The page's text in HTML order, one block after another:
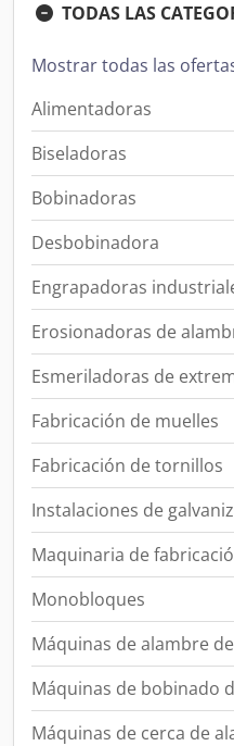
TODAS LAS
Mostrar todas las
Alimentadoras
Biseladoras
Bobinadoras
Desbobinadora
Engrapadoras
Erosionadoras de
Esmeriladoras de
Fabricación de muelles
Fabricación de tornillos
Instalaciones de
Maquinaria de
Monobloques
Máquinas de alambre
Máquinas de bobinado
Máquinas de cerca de